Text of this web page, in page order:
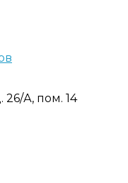
26/А, пом. 14